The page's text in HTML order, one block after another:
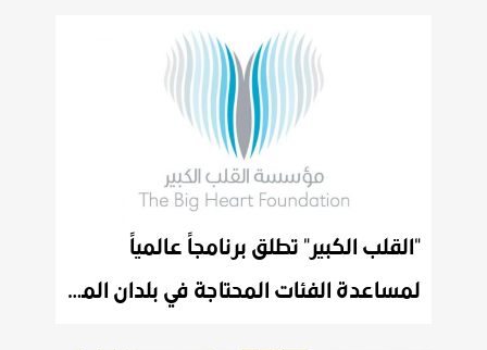
"القلب الكبير" تطلق برنامجاً عالمياً
لمساعدة الفئات المحتاجة في بلدان المنطقة على تجاوز تحديات "كورونا".